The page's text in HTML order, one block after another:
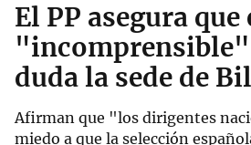
El PP asegura que
"incomprensible"
duda la sede de
Afirman que "los dirigentes
miedo a que la selección